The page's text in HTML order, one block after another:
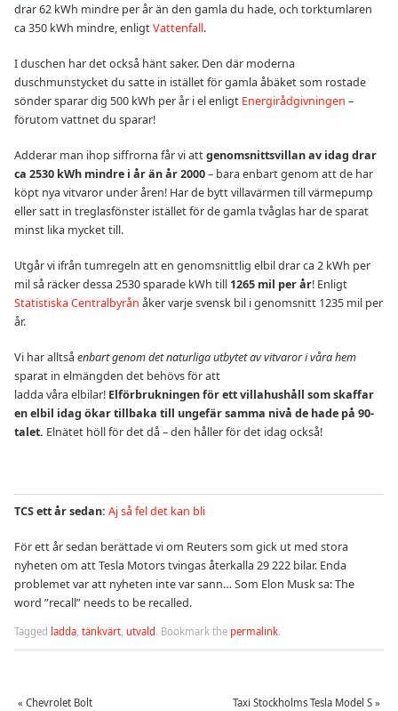
drar 62 kWh mindre per år än den gamla du hade, och torktumlaren
ca 350 kWh mindre, enligtVattenfall.
I duschen har det också hänt saker. Den där moderna
duschmunstycket du satte in istället för gamla åbäket som rostade
sönder sparar dig 500 kWh per år i el enligt Energirådgivningen –
förutom vattnet du sparar!
Adderar man ihop siffrorna får vi attgenomsnittsvillan av idag drar
ca 2530 kWh mindre i år än år 2000– bara enbart genom att de har
köpt nya vitvaror under åren! Har de bytt villavärmen till värmepump
eller satt in treglasfönster istället för de gamla tvåglas har de sparat
minst lika mycket till.
Utgår vi ifrån tumregeln att en genomsnittlig elbil drar ca 2 kWh per
mil så räcker dessa 2530 sparade kWh till 1265 mil per år! Enligt
Statistiska Centralbyrån åker varje svensk bil i genomsnitt 1235 mil per
år.
Vi har alltså enbart genom det naturliga utbytet av vitvaror i våra hem
sparat in elmängden det behövs för att
ladda våra elbilar! Elförbrukningen för ett villahushåll som skaffar
en elbil idag ökar tillbaka till ungefär samma nivå de hade på 90-
talet. Elnätet höll för det då – den håller för det idag också!
TCS ett år sedan: Aj så fel det kan bli
För ett år sedan berättade vi om Reuters som gick ut med stora
nyheten om att Tesla Motors tvingas återkalla 29 222 bilar. Enda
problemet var att nyheten inte var sann… Som Elon Musk sa: The
word ”recall” needs to be recalled.
Tagged ladda, tänkvärt, utvald. Bookmark the permalink.
« Chevrolet Bolt Taxi Stockholms Tesla Model S »